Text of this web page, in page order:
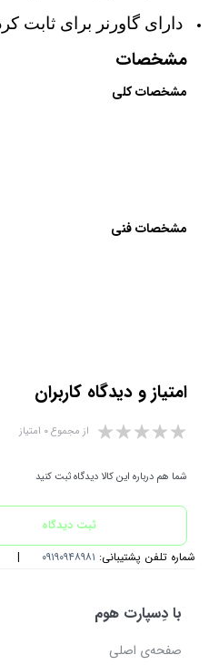
دارای گاورنر برای ثابت
مشخصات
مشخصات کلی
مشخصات فنی
امتیاز و دیدگاه کاربران
از مجموع ۰ امتیاز
شما هم درباره این کالا دیدگاه ثبت کنید
ثبت دیدگاه
شماره تلفن پشتیبانی: ۰۹۱۹۰۹۴۸۹۸۱ |
با دِسپارت هوم
صفحه‌ی اصلی